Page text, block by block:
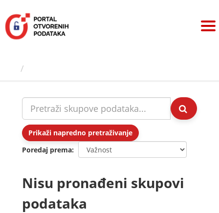
sadržaj
Prikaži napredno pretraživanje
Poredaj prema
Nisu pronađeni skupovi
podataka